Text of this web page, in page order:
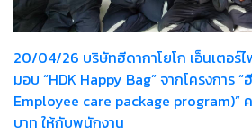
20/04/26 บริษัทฮีดากาโยโก เอ็นเตอร์ไพรส์ จำกัด สาขาเกตเวย์
มอบ “HDK Happy Bag” จากโครงการ
Employee care package program)”
บาท ให้กับพนักงาน